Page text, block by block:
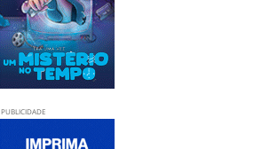
PUBLICIDADE